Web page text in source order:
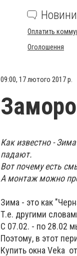
Новини
Оплатить
Оголошення
09:00, 17 лютого 2017 р.
Как известно -
падают.
Вот почему есть
А монтаж можно
Зима - это как
Т.е. другими
С 07.02. - по 28.02
Поэтому, в этот
Купить окна Veka